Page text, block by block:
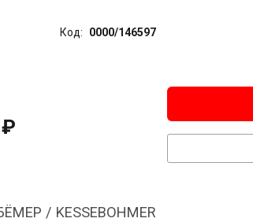
Код: 0000/146597
/ KESSEBOHMER
₽